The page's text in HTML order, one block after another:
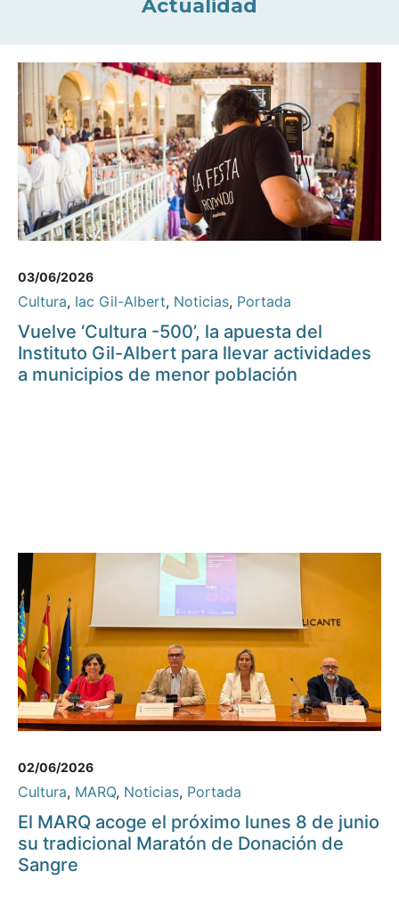
Actualidad
03/06/2026
Cultura, Iac Gil-Albert, Noticias, Portada
Vuelve ‘Cultura -500’, la apuesta del
Instituto Gil-Albert para llevar actividades
a municipios de menor población
02/06/2026
Cultura, MARQ, Noticias, Portada
El MARQ acoge el próximo lunes 8 de junio
su tradicional Maratón de Donación de
Sangre